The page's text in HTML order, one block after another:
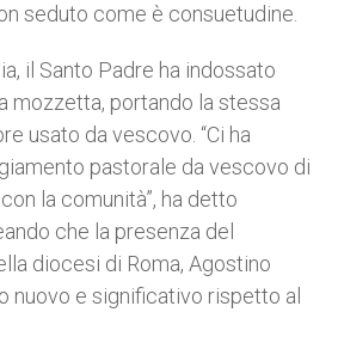
seduto come è consuetudine.
il Santo Padre ha indossato
mozzetta, portando la stessa
usato da vescovo. “Ci ha
pastorale da vescovo di
la comunità”, ha detto
che la presenza del
diocesi di Roma, Agostino
nuovo e significativo rispetto al